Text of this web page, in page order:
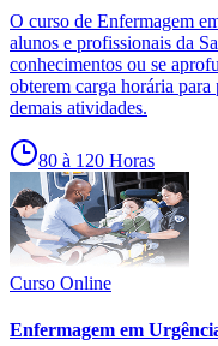
O curso de Enfermagem
alunos e profissionais da
conhecimentos ou se
obterem carga horária
demais atividades.
80 à 120 Horas
Curso Online
Enfermagem em